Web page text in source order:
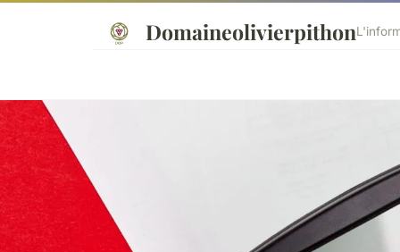
Domaineolivierpithon